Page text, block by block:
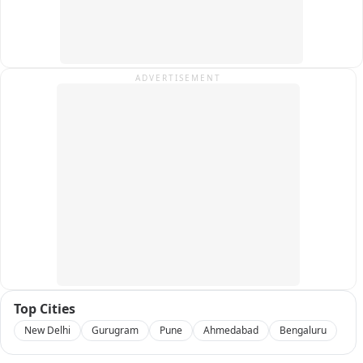
ADVERTISEMENT
Top Cities
New Delhi Gurugram Pune Ahmedabad Bengaluru